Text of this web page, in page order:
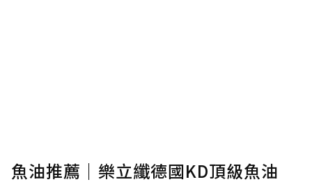
魚油推薦｜樂立纖德國KD頂級魚油